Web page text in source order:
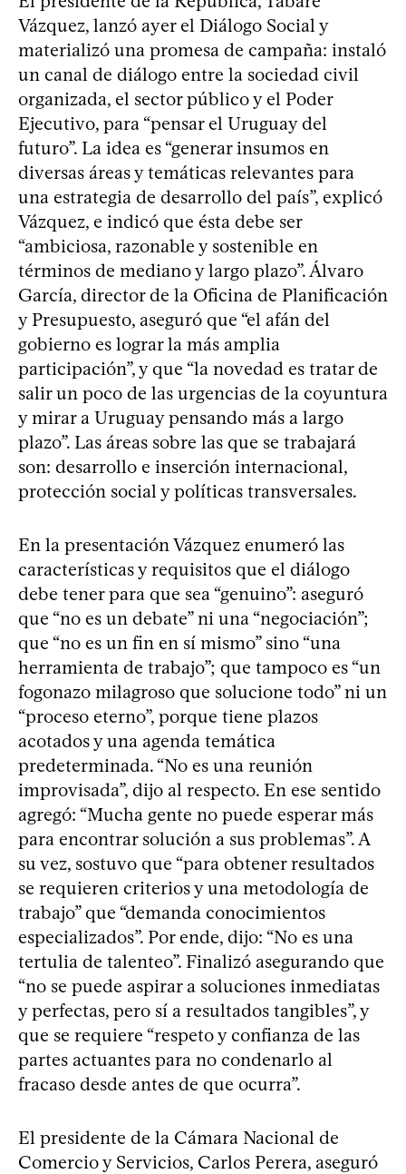
Vázquez, lanzó ayer el Diálogo Social y
materializó una promesa de campaña: instaló
un canal de diálogo entre la sociedad civil
organizada, el sector público y el Poder
Ejecutivo, para “pensar el Uruguay del
futuro”. La idea es “generar insumos en
diversas áreas y temáticas relevantes para
una estrategia de desarrollo del país”, explicó
Vázquez, e indicó que ésta debe ser
“ambiciosa, razonable y sostenible en
términos de mediano y largo plazo”. Álvaro
García, director de la Oficina de Planificación
y Presupuesto, aseguró que “el afán del
gobierno es lograr la más amplia
participación”, y que “la novedad es tratar de
salir un poco de las urgencias de la coyuntura
y mirar a Uruguay pensando más a largo
plazo”. Las áreas sobre las que se trabajará
son: desarrollo e inserción internacional,
protección social y políticas transversales.
En la presentación Vázquez enumeró las
características y requisitos que el diálogo
debe tener para que sea “genuino”: aseguró
que “no es un debate” ni una “negociación”;
que “no es un fin en sí mismo” sino “una
herramienta de trabajo”; que tampoco es “un
fogonazo milagroso que solucione todo” ni un
“proceso eterno”, porque tiene plazos
acotados y una agenda temática
predeterminada. “No es una reunión
improvisada”, dijo al respecto. En ese sentido
agregó: “Mucha gente no puede esperar más
para encontrar solución a sus problemas”. A
su vez, sostuvo que “para obtener resultados
se requieren criterios y una metodología de
trabajo” que “demanda conocimientos
especializados”. Por ende, dijo: “No es una
tertulia de talenteo”. Finalizó asegurando que
“no se puede aspirar a soluciones inmediatas
y perfectas, pero sí a resultados tangibles”, y
que se requiere “respeto y confianza de las
partes actuantes para no condenarlo al
fracaso desde antes de que ocurra”.
El presidente de la Cámara Nacional de
Comercio y Servicios, Carlos Perera, aseguró